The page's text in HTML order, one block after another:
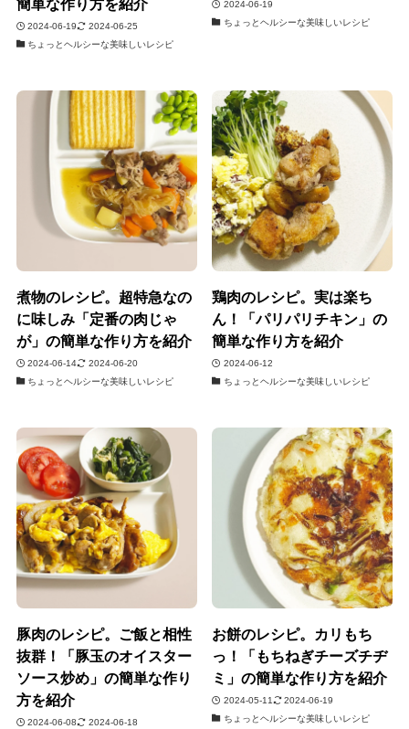
簡単な作り方を紹介
2024-06-19
2024-06-25
ちょっとヘルシーな美味しいレシピ
2024-06-19
ちょっとヘルシーな美味しいレシピ
煮物のレシピ。超特急なの
に味しみ「定番の肉じゃ
が」の簡単な作り方を紹介
2024-06-14
2024-06-20
ちょっとヘルシーな美味しいレシピ
鶏肉のレシピ。実は楽ち
ん！「パリパリチキン」の
簡単な作り方を紹介
2024-06-12
ちょっとヘルシーな美味しいレシピ
豚肉のレシピ。ご飯と相性
抜群！「豚玉のオイスター
ソース炒め」の簡単な作り
方を紹介
2024-06-08
2024-06-18
お餅のレシピ。カリもち
っ！「もちねぎチーズチヂ
ミ」の簡単な作り方を紹介
2024-05-11
2024-06-19
ちょっとヘルシーな美味しいレシピ